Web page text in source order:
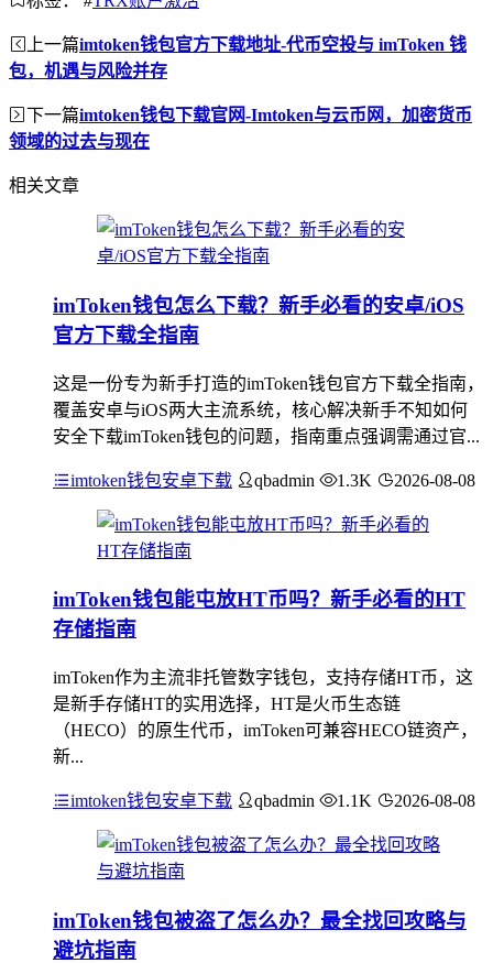
上一篇imtoken钱包官方下载地址-代币空投与 imToken 钱
包，机遇与风险并存
下一篇imtoken钱包下载官网-Imtoken与云币网，加密货币
领域的过去与现在
相关文章
imToken钱包怎么下载？新手必看的安卓/iOS
官方下载全指南
这是一份专为新手打造的imToken钱包官方下载全指南，
覆盖安卓与iOS两大主流系统，核心解决新手不知如何
安全下载imToken钱包的问题，指南重点强调需通过官...
imtoken钱包安卓下载 qbadmin 1.3K 2026-08-08
imToken钱包能屯放HT币吗？新手必看的HT
存储指南
imToken作为主流非托管数字钱包，支持存储HT币，这
是新手存储HT的实用选择，HT是火币生态链
（HECO）的原生代币，imToken可兼容HECO链资产，
新...
imtoken钱包安卓下载 qbadmin 1.1K 2026-08-08
imToken钱包被盗了怎么办？最全找回攻略与
避坑指南